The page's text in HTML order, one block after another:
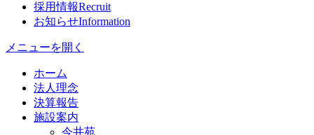
採用情報Recruit
お知らせInformation
メニューを開く
ホーム
法人理念
決算報告
施設案内
今井苑